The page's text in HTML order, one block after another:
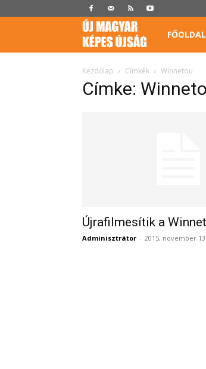
Képes
Újság
FŐOLDAL
Kezdőlap Címkék Winnetou
Címke:
Újrafilmesítik a
Adminisztrátor - 2015, november 13.